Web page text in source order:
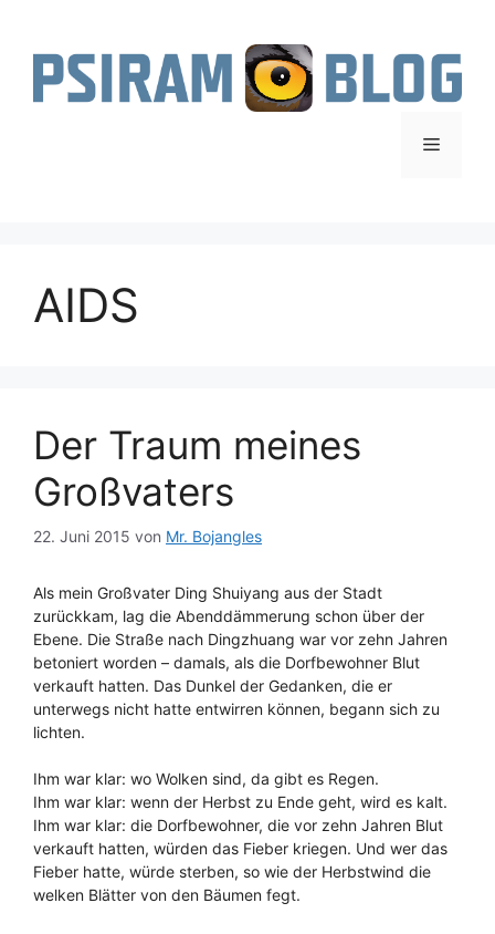
springen
Menü
AIDS
Der Traum meines
Großvaters
22. Juni 2015 von Mr. Bojangles
Als mein Großvater Ding Shuiyang aus der Stadt
zurückkam, lag die Abenddämmerung schon über der
Ebene. Die Straße nach Dingzhuang war vor zehn Jahren
betoniert worden – damals, als die Dorfbewohner Blut
verkauft hatten. Das Dunkel der Gedanken, die er
unterwegs nicht hatte entwirren können, begann sich zu
lichten.
Ihm war klar: wo Wolken sind, da gibt es Regen.
Ihm war klar: wenn der Herbst zu Ende geht, wird es kalt.
Ihm war klar: die Dorfbewohner, die vor zehn Jahren Blut
verkauft hatten, würden das Fieber kriegen. Und wer das
Fieber hatte, würde sterben, so wie der Herbstwind die
welken Blätter von den Bäumen fegt.